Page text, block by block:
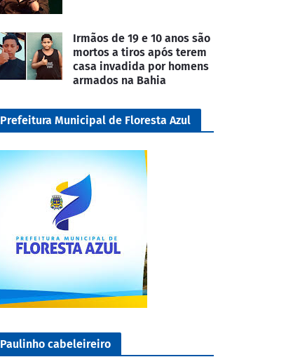
Irmãos de 19 e 10 anos são
mortos a tiros após terem
casa invadida por homens
armados na Bahia
Prefeitura Municipal de Floresta Azul
Paulinho cabeleireiro